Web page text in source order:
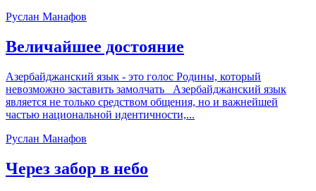
Руслан Манафов
Величайшее достояние
Азербайджанский язык - это голос Родины, который
невозможно заставить замолчать Азербайджанский язык
является не только средством общения, но и важнейшей
частью национальной идентичности,...
Руслан Манафов
Через забор в небо